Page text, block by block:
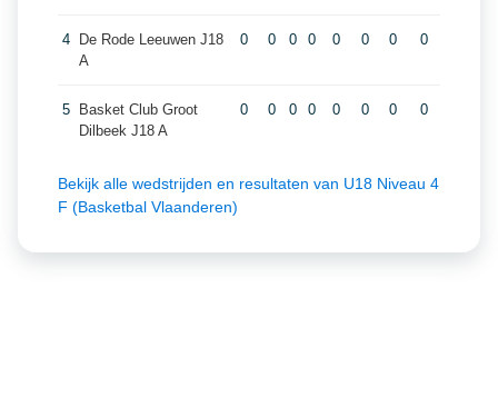
4
De Rode Leeuwen J18
A
0 0 0 0 0 0 0 0
5
Basket Club Groot
Dilbeek J18 A
0 0 0 0 0 0 0 0
Bekijk alle wedstrijden en resultaten van U18 Niveau 4
F (Basketbal Vlaanderen)